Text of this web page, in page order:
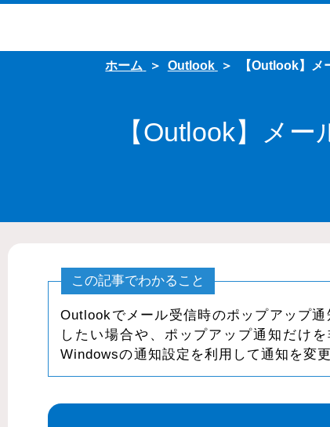
ホーム Outlook 【Outlook】
【Outlook】メ
この記事でわかること
Outlookでメール受信時のポップアップ
したい場合や、ポップアップ通知だけ
Windowsの通知設定を利用して通知を変